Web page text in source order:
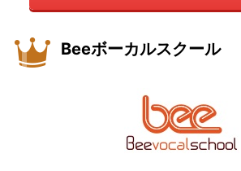
Beeボーカルスクール